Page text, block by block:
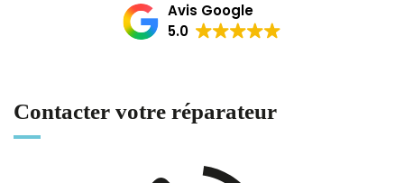
Avis Google
5.0
Contacter votre réparateur